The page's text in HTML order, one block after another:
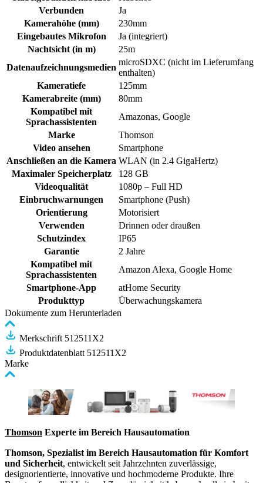
Verbunden
Ja
Kamerahöhe (mm)
230mm
Eingebautes Mikrofon
Ja (integriert)
Nachtsicht (in m)
25m
Datenaufzeichnungsmedien
microSDXC (nicht im Lieferumfang
enthalten)
Kameratiefe
125mm
Kamerabreite (mm)
80mm
Kompatibel mit
Sprachassistenten
Amazonas, Google
Marke
Thomson
Video ansehen
Smartphone
Anschließen an die Kamera WLAN (in 2.4 GigaHertz)
Maximaler Speicherplatz
128 GB
Videoqualität
1080p – Full HD
Einbruchwarnungen
Smartphone (Push)
Orientierung
Motorisiert
Verwenden
Drinnen oder draußen
Schutzindex
IP65
Garantie
2 Jahre
Kompatibel mit
Sprachassistenten
Amazon Alexa, Google Home
Smartphone-App
atHome Security
Produkttyp
Überwachungskamera
Dokumente zum Herunterladen
Merkschrift 512511X2
Produktdatenblatt 512511X2
Marke
Thomson Experte im Bereich Hausautomation
Thomson, Spezialist im Bereich Hausautomation für Komfort
und Sicherheit, entwickelt seit Jahrzehnten zuverlässige,
designorientierte, innovative und hochmoderne Produkte. Ihre